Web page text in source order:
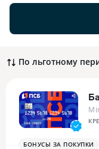
По льготному
БОНУСЫ ЗА ПОКУПКИ